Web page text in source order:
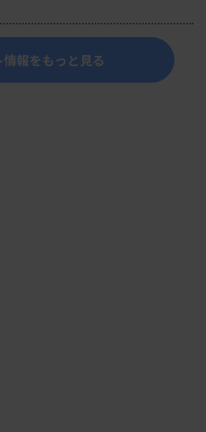
情報をもっと見る